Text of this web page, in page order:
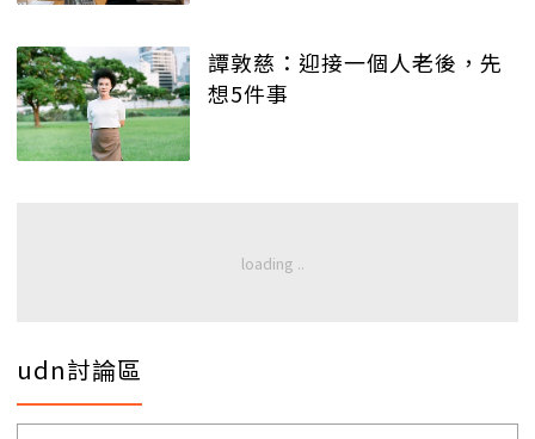
譚敦慈：迎接一個人老後，先
想5件事
udn討論區